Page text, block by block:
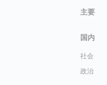
主要
国内
社会
政治